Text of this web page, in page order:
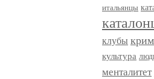
итальянцы
клубы
культура
менталитет